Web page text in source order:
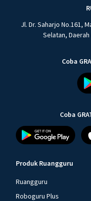
Jl. Dr. Saharjo No.161,
Selatan,
Coba
Coba
Produk Ruangguru
Ruangguru
Roboguru Plus